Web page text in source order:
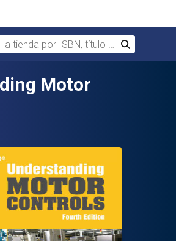
tienda por ISBN, título o autor
Buscar
Motor